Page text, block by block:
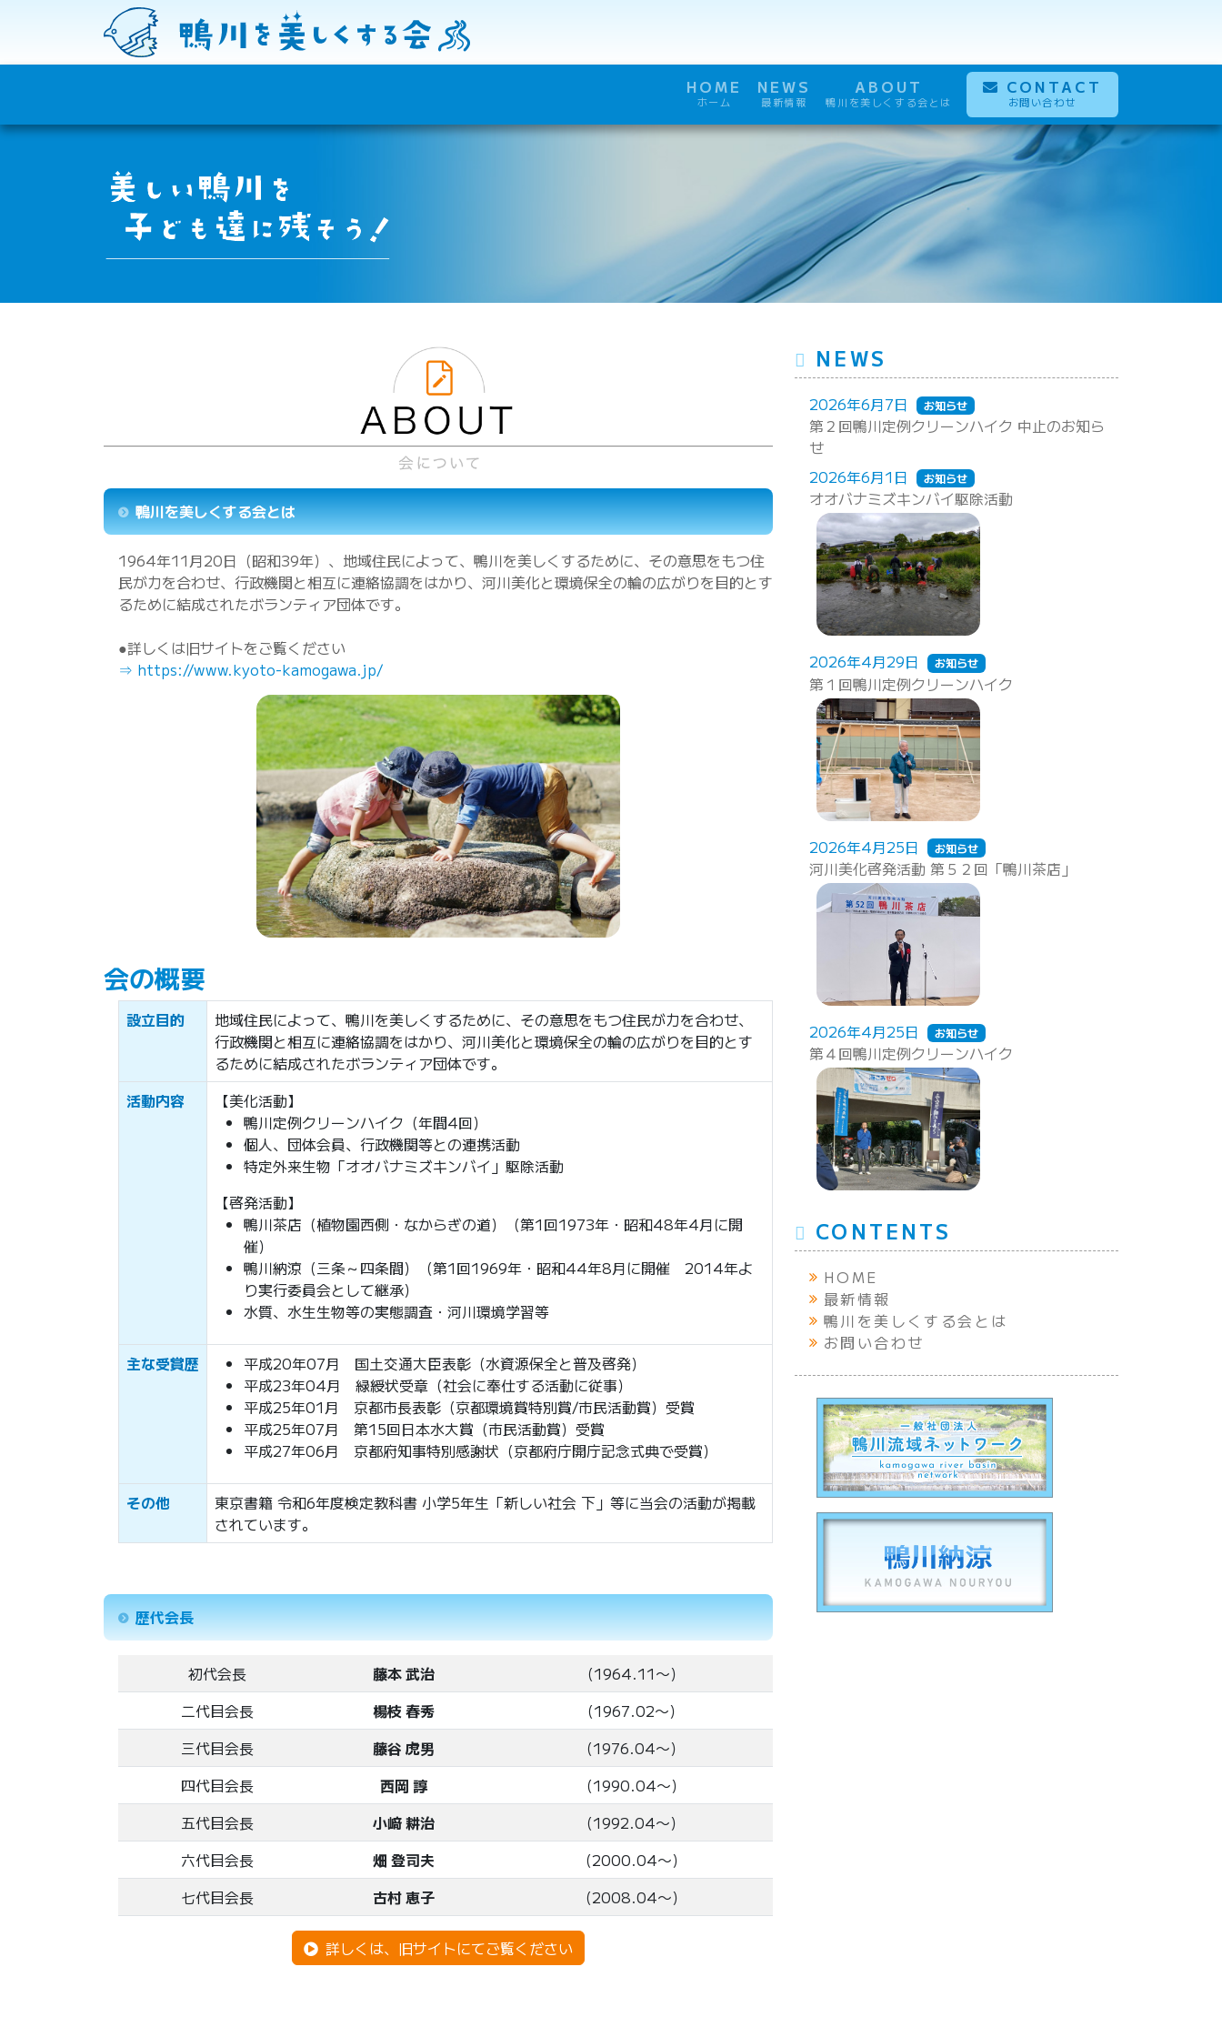
HOME
ホーム
NEWS
最新情報
ABOUT
鴨川を美しくする会とは
CONTACT
お問い合わせ
鴨川を美しくする会とは
1964年11月20日（昭和39年）、地域住民によって、鴨川を美しくするために、その意思をもつ住
民が力を合わせ、行政機関と相互に連絡協調をはかり、河川美化と環境保全の輪の広がりを目的とす
るために結成されたボランティア団体です。
●詳しくは旧サイトをご覧ください
⇒ https://www.kyoto-kamogawa.jp/
会の概要
設立目的
地域住民によって、鴨川を美しくするために、その意思をもつ住民が力を合わせ、
行政機関と相互に連絡協調をはかり、河川美化と環境保全の輪の広がりを目的とす
るために結成されたボランティア団体です。
活動内容
【美化活動】
鴨川定例クリーンハイク（年間4回）
個人、団体会員、行政機関等との連携活動
特定外来生物「オオバナミズキンバイ」駆除活動
【啓発活動】
鴨川茶店（植物園西側・なからぎの道）（第1回1973年・昭和48年4月に開
催）
鴨川納涼（三条～四条間）（第1回1969年・昭和44年8月に開催 2014年よ
り実行委員会として継承）
水質、水生生物等の実態調査・河川環境学習等
主な受賞歴
平成20年07月 国土交通大臣表彰（水資源保全と普及啓発）
平成23年04月 緑綬状受章（社会に奉仕する活動に従事）
平成25年01月 京都市長表彰（京都環境賞特別賞/市民活動賞）受賞
平成25年07月 第15回日本水大賞（市民活動賞）受賞
平成27年06月 京都府知事特別感謝状（京都府庁開庁記念式典で受賞）
その他
東京書籍 令和6年度検定教科書 小学5年生「新しい社会 下」等に当会の活動が掲載
されています。
歴代会長
初代会長 藤本 武治
（1964.11〜）
二代目会長
楊枝 春秀
（1967.02〜）
三代目会長
藤谷 虎男
（1976.04〜）
四代目会長
西岡 諄
（1990.04〜）
五代目会長
小﨑 耕治
（1992.04〜）
六代目会長
畑 登司夫
（2000.04〜）
七代目会長
古村 恵子 （2008.04〜）
詳しくは、旧サイトにてご覧ください
NEWS
2026年6月7日 お知らせ
第２回鴨川定例クリーンハイク 中止のお知ら
せ
2026年6月1日
お知らせ
オオバナミズキンバイ駆除活動
2026年4月29日 お知らせ
第１回鴨川定例クリーンハイク
2026年4月25日 お知らせ
河川美化啓発活動 第５２回「鴨川茶店」
2026年4月25日 お知らせ
第４回鴨川定例クリーンハイク
CONTENTS
HOME
最新情報
鴨川を美しくする会とは
お問い合わせ